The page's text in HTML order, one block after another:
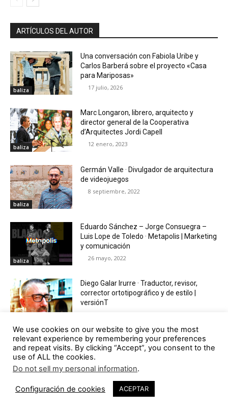
ARTÍCULOS DEL AUTOR
baliza
Una conversación con Fabiola Uribe y
Carlos Barberá sobre el proyecto «Casa
para Mariposas»
17 julio, 2026
baliza
Marc Longaron, librero, arquitecto y
director general de la Cooperativa
d’Arquitectes Jordi Capell
12 enero, 2023
baliza
Germán Valle · Divulgador de arquitectura
de videojuegos
8 septiembre, 2022
baliza
Eduardo Sánchez – Jorge Consuegra –
Luis Lope de Toledo · Metapolis | Marketing
y comunicación
26 mayo, 2022
Diego Galar Irurre · Traductor, revisor,
corrector ortotipográfico y de estilo |
versiónT
baliza
Francisco Camino · Director General |
Arquitasa
13 enero, 2022
Blanca Espigares Rooney ·
We use cookies on our website to give you the most
relevant experience by remembering your preferences
and repeat visits. By clicking “Accept”, you consent to the
use of ALL the cookies.
Do not sell my personal information.
Configuración de cookies ACEPTAR